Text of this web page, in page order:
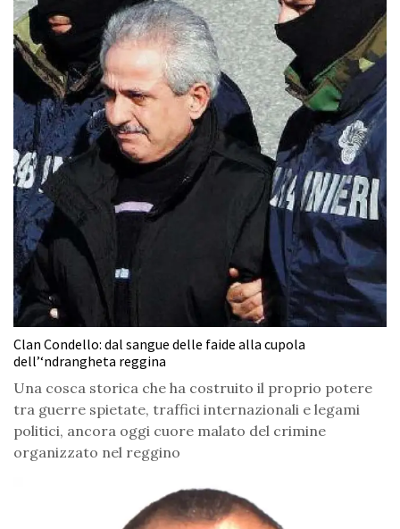
Clan Condello: dal sangue delle faide alla cupola
dell’‘ndrangheta reggina
Una cosca storica che ha costruito il proprio potere
tra guerre spietate, traffici internazionali e legami
politici, ancora oggi cuore malato del crimine
organizzato nel reggino